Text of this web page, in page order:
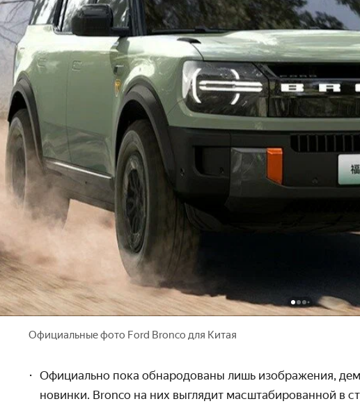
Официальные фото Ford Bronco для Китая
Официально пока обнародованы лишь изображения,
новинки. Bronco на них выглядит масштабированной в